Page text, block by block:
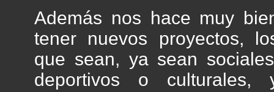
Además nos hace muy
tener nuevos proyectos,
que sean, ya sean
deportivos o culturales,